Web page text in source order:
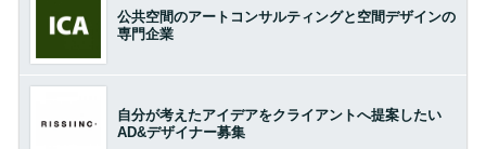
公共空間のアートコンサルティングと空間デザインの
専門企業
自分が考えたアイデアをクライアントへ提案したい
AD&デザイナー募集